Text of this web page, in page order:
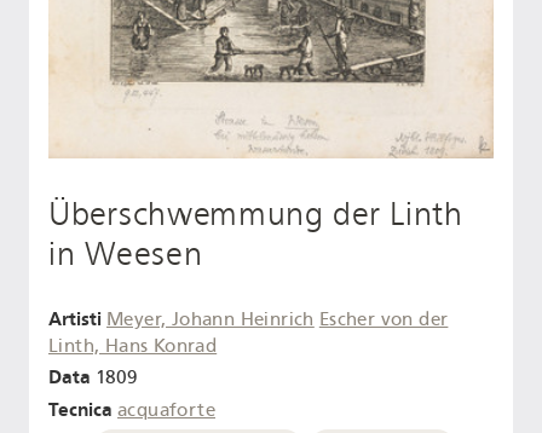
Überschwemmung der Linth
in Weesen
Artisti Meyer, Johann Heinrich Escher von der
Linth, Hans Konrad
Data 1809
Tecnica acquaforte